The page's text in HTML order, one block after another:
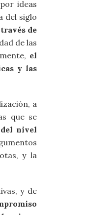
ideas
del siglo
de
de las
el
y las
a
que se
del nivel
y la
y de